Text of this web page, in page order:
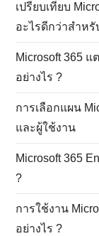
เปรียบเทียบ
อะไรดีกว่าสำหรั
Microsoft 365
อย่างไร ?
การเลือกแผน
และผู้ใช้งาน
Microsoft 365
?
การใช้งาน
อย่างไร ?